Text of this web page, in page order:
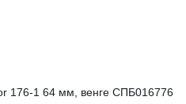
176-1 64 мм, венге СПБ016776